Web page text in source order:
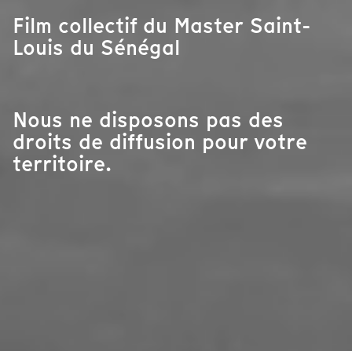
Film collectif du Master Saint-
Louis du Sénégal
Nous ne disposons pas des
droits de diffusion pour votre
territoire.